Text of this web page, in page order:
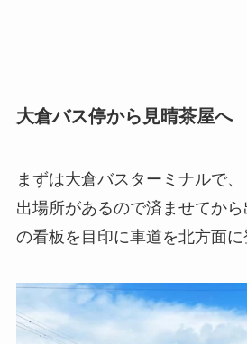
大倉バス停から見晴茶屋へ
まずは大倉バスターミナルで
出場所があるので済ませてから
の看板を目印に車道を北方面に